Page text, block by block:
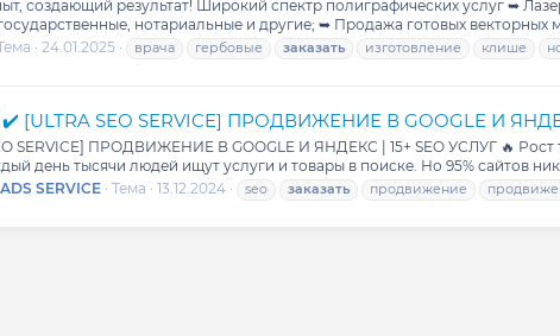
создающий результат! Широкий спектр полиграфических услуг ➥
нотариальные и другие; ➥ Продажа готовых векторных
24.01.2025 врача гербовые заказать изготовление клише
✔️ [ULTRA SEO SERVICE] ПРОДВИЖЕНИЕ В GOOGLE И
SERVICE] ПРОДВИЖЕНИЕ В GOOGLE И ЯНДЕКС | 15+ SEO УСЛУГ 🔥
день тысячи людей ищут услуги и товары в поиске. Но 95% сайтов
SERVICE
Тема 13.12.2024 seo заказать продвижение